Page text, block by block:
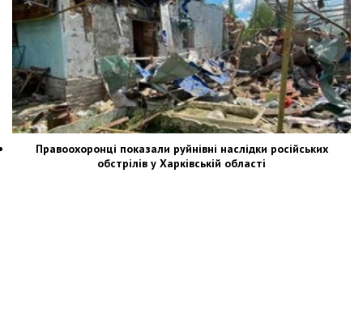
Правоохоронці показали руйнівні наслідки російських
обстрілів у Харківській області